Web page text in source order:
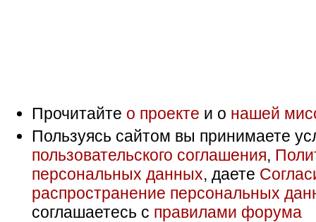
Прочитайте о проекте и о нашей
Пользуясь сайтом вы принимаете
пользовательского соглашения,
персональных данных, даете
распространение персональных
соглашаетесь с правилами форума